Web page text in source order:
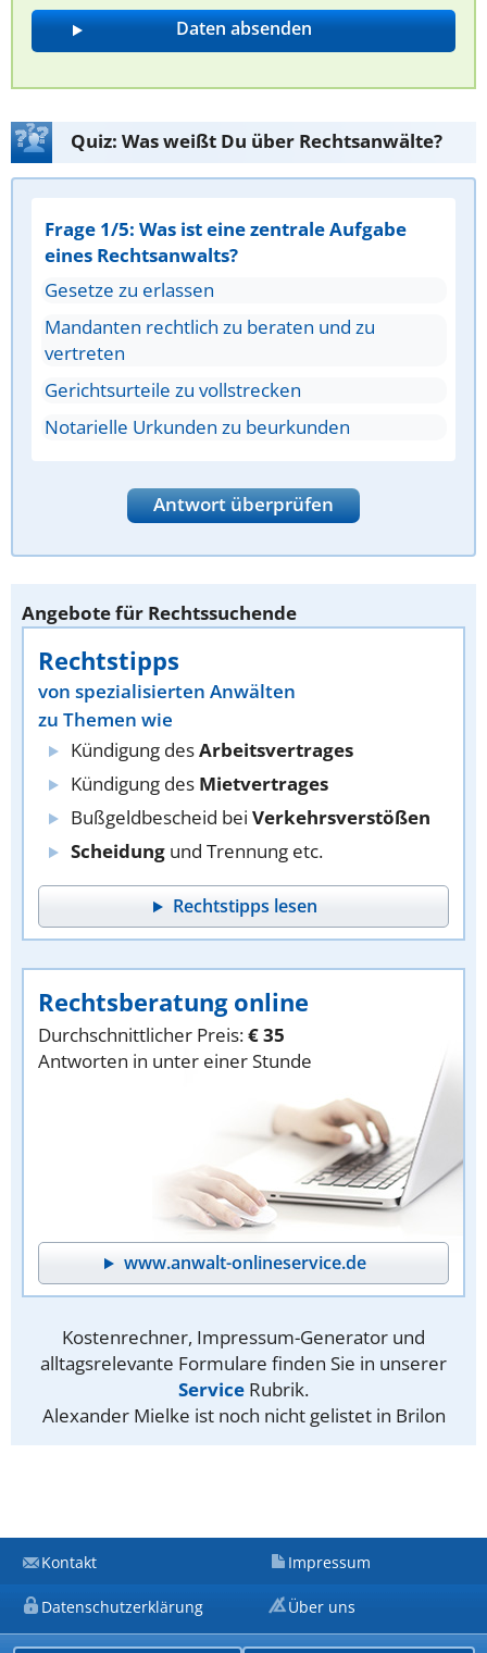
Quiz: Was weißt Du über Rechtsanwälte?
Frage 1/5: Was ist eine zentrale Aufgabe
eines Rechtsanwalts?
Gesetze zu erlassen
Mandanten rechtlich zu beraten und zu
vertreten
Gerichtsurteile zu vollstrecken
Notarielle Urkunden zu beurkunden
Antwort überprüfen
Angebote für Rechtssuchende
Rechtstipps
von spezialisierten Anwälten
zu Themen wie
Kündigung desArbeitsvertrages
Kündigung des Mietvertrages
Bußgeldbescheid bei Verkehrsverstößen
Scheidung und Trennung etc.
Rechtstipps lesen
Rechtsberatung online
Durchschnittlicher Preis:€ 35
Antworten in unter einer Stunde
www.anwalt-onlineservice.de
Kostenrechner, Impressum-Generator und
alltagsrelevante Formulare finden Sie in unserer
Service Rubrik.
Alexander Mielke ist noch nicht gelistet in Brilon
Kontakt Impressum
Datenschutzerklärung Über uns